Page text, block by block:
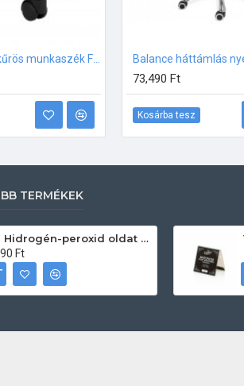
Balance háttámlás
73,490 Ft
Kosárba tesz
TERMÉKEK
3% Hidrogén-peroxid oldat (sebfertőtlenítő) 100ml
Ft